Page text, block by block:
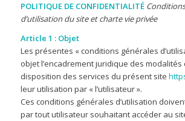
POLITIQUE DE CONFIDENTIALITÉ
d’utilisation du site et charte vie privée
Article 1 : Objet
Les présentes « conditions générales
objet l’encadrement juridique des modalités
disposition des services du présent site
leur utilisation par « l’utilisateur ».
Ces conditions générales d’utilisation
par tout utilisateur souhaitant accéder au